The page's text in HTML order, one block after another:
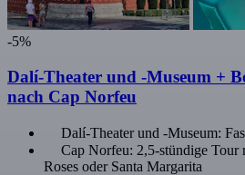
-5%
Dalí-Theater und -Museum +
nach Cap Norfeu
Dalí-Theater und -Museum:
Cap Norfeu: 2,5-stündige Tour
Roses oder Santa Margarita